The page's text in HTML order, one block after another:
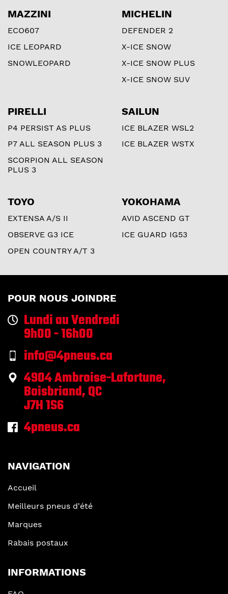
MAZZINI
ECO607
ICE LEOPARD
SNOWLEOPARD
MICHELIN
DEFENDER 2
X-ICE SNOW
X-ICE SNOW PLUS
X-ICE SNOW SUV
PIRELLI
P4 PERSIST AS PLUS
P7 ALL SEASON PLUS 3
SCORPION ALL SEASON
PLUS 3
SAILUN
ICE BLAZER WSL2
ICE BLAZER WSTX
TOYO
EXTENSA A/S II
OBSERVE G3 ICE
OPEN COUNTRY A/T 3
YOKOHAMA
AVID ASCEND GT
ICE GUARD IG53
POUR NOUS JOINDRE
Lundi au Vendredi
9h00 - 16h00
info@4pneus.ca
4904 Ambroise-Lafortune,
Boisbriand, QC
J7H 1S6
4pneus.ca
NAVIGATION
Accueil
Meilleurs pneus d'été
Marques
Rabais postaux
INFORMATIONS